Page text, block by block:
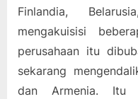
Finlandia,
mengakuisisi
perusahaan itu
sekarang
dan Armenia. Itu